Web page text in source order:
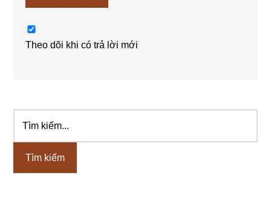
Theo dõi khi có trả lời mới
Sidebar
chính
kiếm...